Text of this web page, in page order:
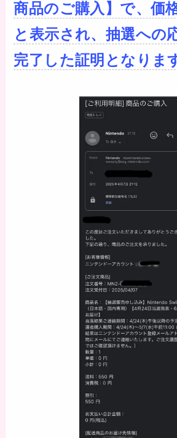
商品のご購入】で、価
と表示され、抽選への
完了した証明となりま